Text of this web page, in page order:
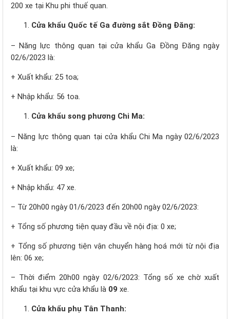
200 xe tại Khu phi thuế quan.
Cửa khẩu Quốc tế Ga đường sắt Đồng Đăng:
– Năng lực thông quan tại cửa khẩu Ga Đồng Đăng ngày
02/6/2023 là:
+ Xuất khẩu: 25 toa;
+ Nhập khẩu: 56 toa.
Cửa khẩu song phương Chi Ma:
– Năng lực thông quan tại cửa khẩu Chi Ma ngày 02/6/2023
là:
+ Xuất khẩu: 09 xe;
+ Nhập khẩu: 47 xe.
– Từ 20h00 ngày 01/6/2023 đến 20h00 ngày 02/6/2023:
+ Tổng số phương tiện quay đầu về nội địa: 0 xe;
+ Tổng số phương tiện vận chuyển hàng hoá mới từ nội địa
lên: 06 xe;
– Thời điểm 20h00 ngày 02/6/2023: Tổng số xe chờ xuất
khẩu tại khu vực cửa khẩu là 09 xe.
Cửa khẩu phụ Tân Thanh: